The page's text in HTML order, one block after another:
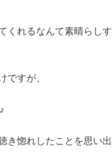
くれるなんて素晴らしす
すが、
き惚れしたことを思い出